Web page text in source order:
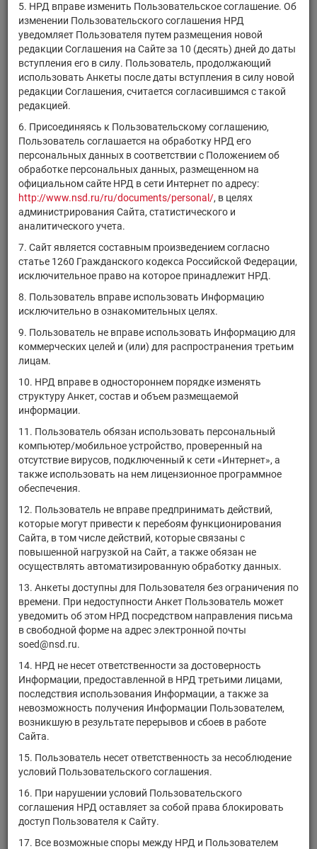
5. НРД вправе изменить Пользовательское соглашение. Об
изменении Пользовательского соглашения НРД
уведомляет Пользователя путем размещения новой
редакции Соглашения на Сайте за 10 (десять) дней до даты
вступления его в силу. Пользователь, продолжающий
использовать Анкеты после даты вступления в силу новой
редакции Соглашения, считается согласившимся с такой
редакцией.
6. Присоединяясь к Пользовательскому соглашению,
Пользователь соглашается на обработку НРД его
персональных данных в соответствии с Положением об
обработке персональных данных, размещенном на
официальном сайте НРД в сети Интернет по адресу:
http://www.nsd.ru/ru/documents/personal/, в целях
администрирования Сайта, статистического и
аналитического учета.
7. Сайт является составным произведением согласно
статье 1260 Гражданского кодекса Российской Федерации,
исключительное право на которое принадлежит НРД.
8. Пользователь вправе использовать Информацию
исключительно в ознакомительных целях.
9. Пользователь не вправе использовать Информацию для
коммерческих целей и (или) для распространения третьим
лицам.
10. НРД вправе в одностороннем порядке изменять
структуру Анкет, состав и объем размещаемой
информации.
11. Пользователь обязан использовать персональный
компьютер/мобильное устройство, проверенный на
отсутствие вирусов, подключенный к сети «Интернет», а
также использовать на нем лицензионное программное
обеспечения.
12. Пользователь не вправе предпринимать действий,
которые могут привести к перебоям функционирования
Сайта, в том числе действий, которые связаны с
повышенной нагрузкой на Сайт, а также обязан не
осуществлять автоматизированную обработку данных.
13. Анкеты доступны для Пользователя без ограничения по
времени. При недоступности Анкет Пользователь может
уведомить об этом НРД посредством направления письма
в свободной форме на адрес электронной почты
soed@nsd.ru.
14. НРД не несет ответственности за достоверность
Информации, предоставленной в НРД третьими лицами,
последствия использования Информации, а также за
невозможность получения Информации Пользователем,
возникшую в результате перерывов и сбоев в работе
Сайта.
15. Пользователь несет ответственность за несоблюдение
условий Пользовательского соглашения.
16. При нарушении условий Пользовательского
соглашения НРД оставляет за собой права блокировать
доступ Пользователя к Сайту.
17. Все возможные споры между НРД и Пользователем
US78464A7634 SPDR S&P
Dividend ETF
акции ИФ
US4642872265
iShares Core
U.S. Aggregate
Bond ETF
акции ИФ
US4642873099
iShares S&P 500
US78464A7220
State Street
SPDR S&P
Pharmaceuticals
ETF
акции ИФ
US4642874329
iShares 20+ Year
Treasury Bond
ETF
акции ИФ
US4642877215
iShares U.S.
Technology ETF
акции ИФ
US78463X1037
State Street
SPDR Portfolio
Europe ETF
акции ИФ
iShares U.S. Real
Estate ETF
US74347X8314
UltraPro QQQ
Biotechnology
US37954Y8710
Global X
Uranium ETF
акции ИФ
US4642878619
iShares Europe
ETF
акции ИФ
US4642886877
iShares
Preferred and
Income
Securities ETF
акции ИФ
US4642887453
iShares Global
Consumer
Discretionary
акции ИФ
US46429B6636
iShares Core
High Dividend
ETF
акции ИФ
Vanguard
Treasury Index
Fund ETF Shares
US4642867646
iShares MSCI
Spain ETF
акции ИФ
US26922A8421 акции ИФ